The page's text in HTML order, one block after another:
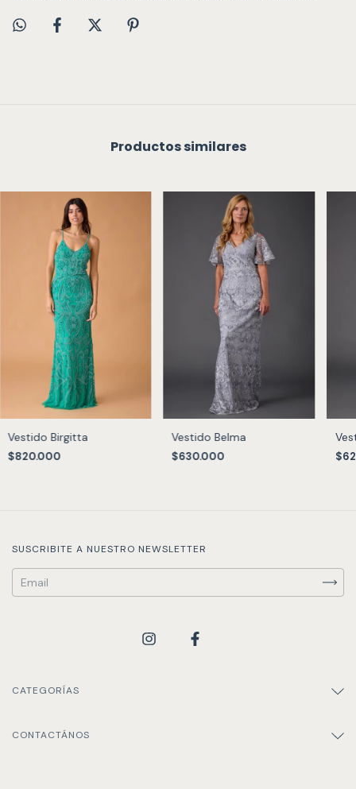
Productos similares
Vestido Birgitta
$820.000
Vestido Belma
$630.000
SUSCRIBITE A NUESTRO NEWSLETTER
CATEGORÍAS
CONTACTÁNOS